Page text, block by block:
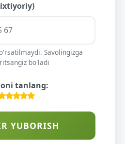
Savolingizga
bo'ladi
tanlang:
YUBORISH